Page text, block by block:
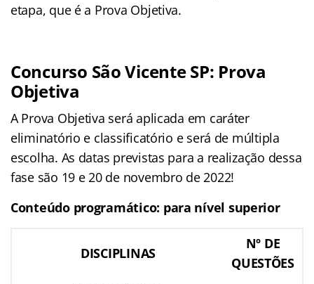
etapa, que é a Prova Objetiva.
Concurso São Vicente SP: Prova
Objetiva
A Prova Objetiva será aplicada em caráter
eliminatório e classificatório e será de múltipla
escolha. As datas previstas para a realização dessa
fase são 19 e 20 de novembro de 2022!
Conteúdo programático: para nível superior
DISCIPLINAS
Nº DE
QUESTÕES